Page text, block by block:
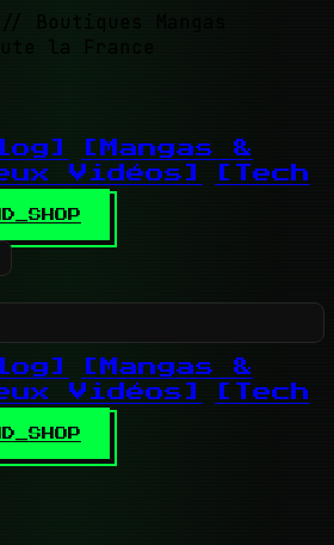
// Boutiques Mangas
la France
[Mangas &
Vidéos]
[Tech
[Mangas &
Vidéos]
[Tech